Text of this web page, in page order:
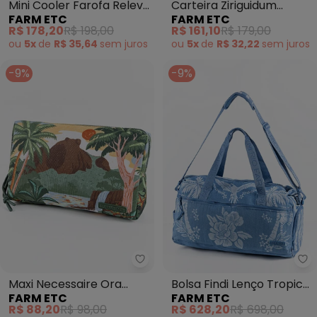
Mini Cooler Farofa Relevo
Carioca Verde
FARM ETC
R$ 178,20R$ 198,00
ou 5x de R$ 35,64 sem juros
Carteira Ziriguidum
Florejo Off White
FARM ETC
R$ 161,10R$ 179,00
ou 5x de R$ 32,22 sem juros
-9%
Farm Etc - Maxi Necessaire
Maxi Necessaire Ora
Bolas Pedra Gavea Verde
FARM ETC
R$ 88,20R$ 98,00
-9%
Bolsa Findi Lenço Tropical
Azul
FARM ETC
R$ 628,20R$ 698,00